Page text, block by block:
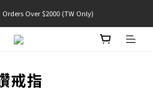
千免運(僅限台灣本島)
Over $2000 (TW Only)
千免運(僅限台灣本島)
戒指